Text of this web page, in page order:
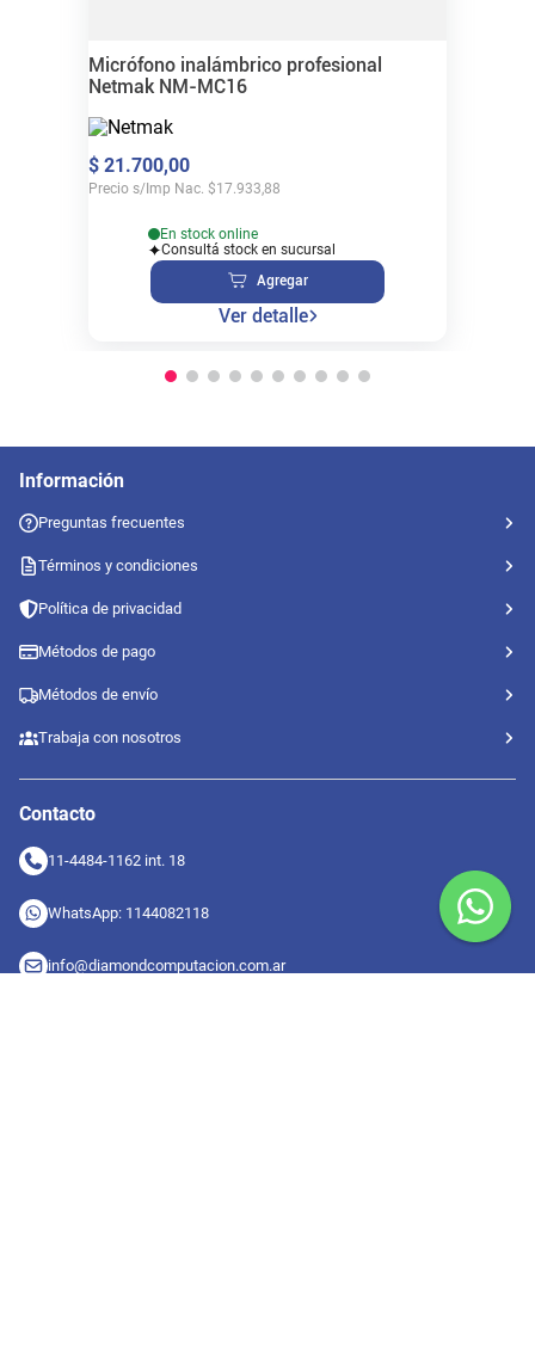
Micrófono inalámbrico profesional
Netmak NM-MC16
$ 21.700,00
Precio s/Imp Nac. $17.933,88
En stock online
Consultá stock en sucursal
Agregar
Ver detalle
Información
Preguntas frecuentes
Términos y condiciones
Política de privacidad
Métodos de pago
Métodos de envío
Trabaja con nosotros
Contacto
11-4484-1162 int. 18
WhatsApp: 1144082118
info@diamondcomputacion.com.ar